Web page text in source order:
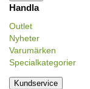
Handla
Outlet
Nyheter
Varumärken
Specialkategorier
Kundservice